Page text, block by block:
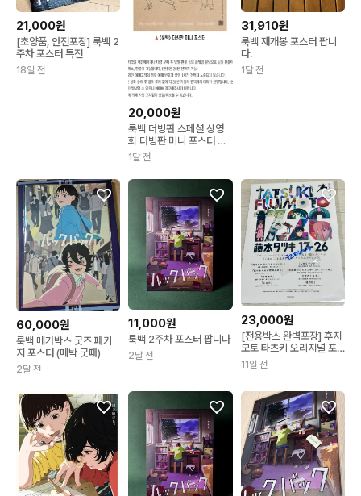
21,000원
[초양품, 안전포장] 룩백 2
주차 포스터 특전
18일 전
20,000원
룩백 더빙판 스페셜 상영
회 더빙판 미니 포스터 팝
니다
1달 전
31,910원
룩백 재개봉 포스터 팝니
다.
1달 전
60,000원
룩백 메가박스 굿즈 패키
지 포스터 (메박 굿패)
2달 전
11,000원
룩백 2주차 포스터 팝니다
2달 전
23,000원
[전용박스 완벽포장] 후지
모토 타츠키 오리지널 포
스터, 룩백 포스터
11일 전